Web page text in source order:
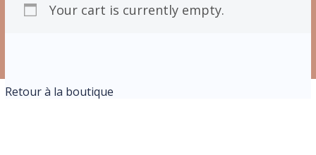
Your cart is currently empty.
Retour à la boutique